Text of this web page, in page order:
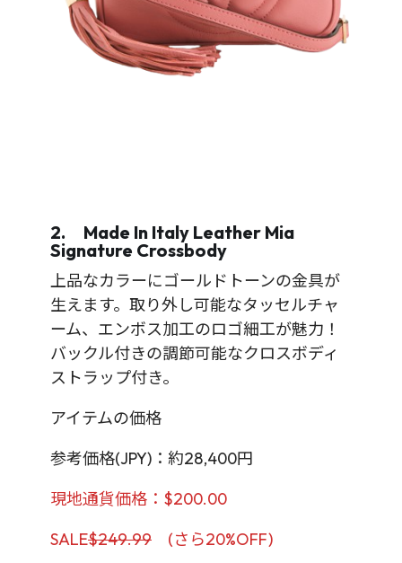
2. Made In Italy Leather Mia
Signature Crossbody
上品なカラーにゴールドトーンの金具が
生えます。取り外し可能なタッセルチャ
ーム、エンボス加工のロゴ細工が魅力！
バックル付きの調節可能なクロスボディ
ストラップ付き。
アイテムの価格
参考価格(JPY)：約28,400円
現地通貨価格：$200.00
SALE$249.99 (さら20%OFF)